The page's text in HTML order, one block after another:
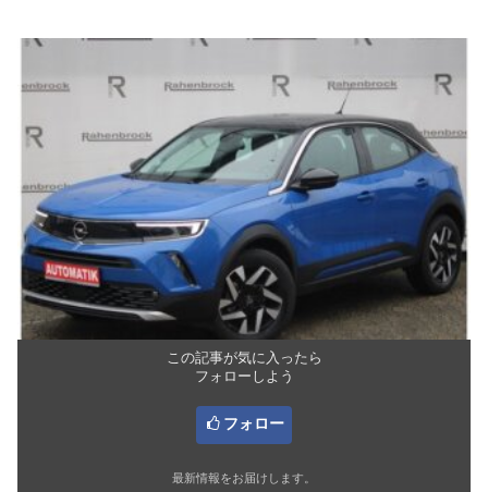
この記事が気に入ったら
フォローしよう
フォロー
最新情報をお届けします。